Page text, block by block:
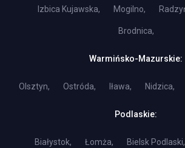
Izbica Kujawska, Mogilno,
Brodnica,
Warmińsko-Mazurskie:
Olsztyn, Ostróda, Iława, Nidzica,
Podlaskie:
Białystok, Łomża, Bielsk Podlaski,